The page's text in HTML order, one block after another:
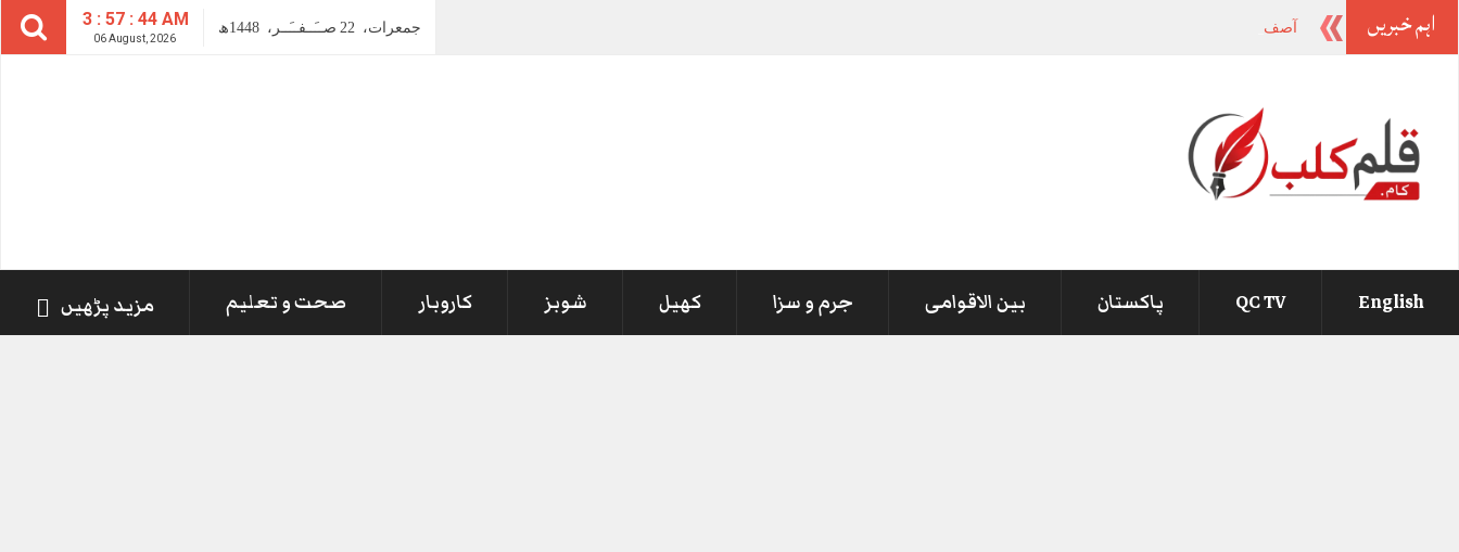
3 : 57 : 45 AM
06 August, 2026
جمعرات، 22 صــَــفــَــر، 1448ھ اہم خبریں آصف زرداری اور نواز شریف کے
English
QC TV پاکستان بین الاقوامی جرم و سزا کھیل شوبز کاروبار صحت و تعلیم مزید پڑھیں